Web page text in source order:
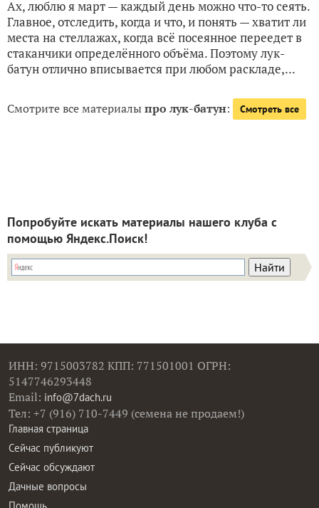
Ах, люблю я март — каждый день можно что-то сеять.
Главное, отследить, когда и что, и понять — хватит ли
места на стеллажах, когда всё посеянное переедет в
стаканчики определённого объёма. Поэтому лук-
батун отлично вписывается при любом раскладе,...
Смотрите все материалыпро лук-батун: Смотреть все
Попробуйте искать материалы нашего клуба с
помощью Яндекс.Поиск!
ИНН: 9715003782 КПП: 771501001 ОГРН:
5147746293448
Email: info@7dach.ru
Тел: +7 (916) 710-7449 (семена не продаем!)
Главная страница
Сейчас публикуют
Сейчас обсуждают
Дачные вопросы